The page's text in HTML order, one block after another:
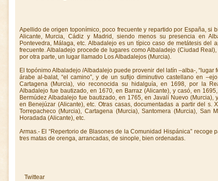
Apellido de origen toponímico, poco frecuente y repartido por España, si
Alicante, Murcia, Cádiz y Madrid, siendo menos su presencia en
Pontevedra, Málaga, etc. Albadalejo es un típico caso de metátesis del
frecuente. Albaladejo procede de lugares como Albaladejo (Ciudad
por otra parte, un lugar llamado Los Albadalejos (Murcia).
El topónimo Albaladejo /Albadalejo puede provenir del latín –alba-,
árabe al-balat, “el camino”, y de un sufijo diminutivo castellano en
Cartagena (Murcia), vio reconocida su hidalguía, en 1698, por la
Albadalejo fue bautizado, en 1670, en Barraz (Alicante), y casó, en
Bermúdez Albadalejo fue bautizado, en 1765, en Javalí Nuevo (Murcia),
en Benejúzar (Alicante), etc. Otras casas, documentadas a partir del s.
Torrepacheco (Murcia), Cartagena (Murcia), Santomera (Murcia), San
Horadada (Alicante), etc.
Armas.- El “Repertorio de Blasones de la Comunidad Hispánica” recoge
tres matas de orenga, arrancadas, de sinople, bien ordenadas.
Twittear